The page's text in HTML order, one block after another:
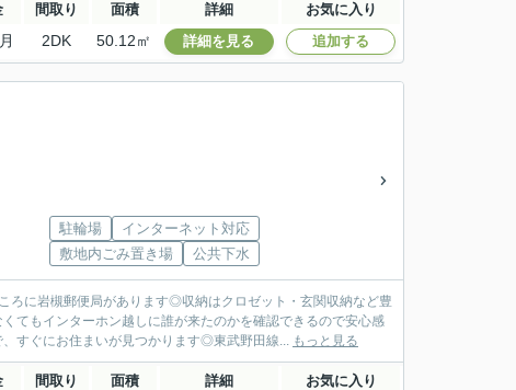
間取り 面積 詳細 お気に入り
2DK 50.12㎡ 詳細を見る 追加する
駐輪場
インターネット対応
敷地内ごみ置き場
公共下水
に岩槻郵便局があります◎収納はクロゼット・玄関収納など豊
てもインターホン越しに誰が来たのかを確認できるので安心感
すぐにお住まいが見つかります◎東武野田線... もっと見る
間取り 面積 詳細 お気に入り